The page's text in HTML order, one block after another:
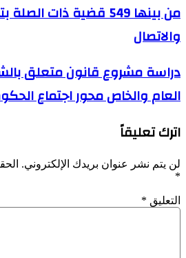
من
بينها
549
قضية
الصلة
الإعلام
من بينها 549 قضية ذات
والاتصال
دراسة
مشروع
قانون
متعلق
بين
العام
والخاص
اجتماع
الحكومة
دراسة مشروع قانون متعلق
العام والخاص محور اجتماع
اترك تعليقاً
لن يتم نشر عنوان بريدك الإلكتروني.
*
التعليق *